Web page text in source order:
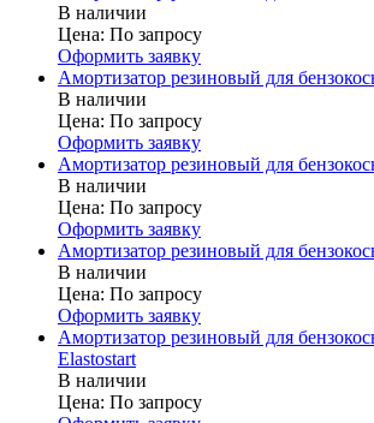
В наличии
Цена: По запросу
Оформить заявку
Амортизатор резиновый для
В наличии
Цена: По запросу
Оформить заявку
Амортизатор резиновый для
В наличии
Цена: По запросу
Оформить заявку
Амортизатор резиновый для
В наличии
Цена: По запросу
Оформить заявку
Амортизатор резиновый для
Elastostart
В наличии
Цена: По запросу